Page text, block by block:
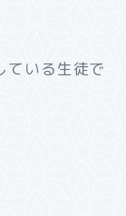
ている生徒で